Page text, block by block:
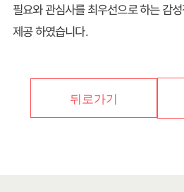
필요와 관심사를 최우선으로 하는 감
제공 하였습니다.
뒤로가기